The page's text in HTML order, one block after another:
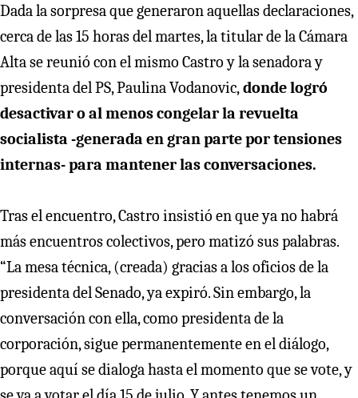
Dada la sorpresa que generaron aquellas declaraciones,
cerca de las 15 horas del martes, la titular de la Cámara
Alta se reunió con el mismo Castro y la senadora y
presidenta del PS, Paulina Vodanovic,donde logró
desactivar o al menos congelar la revuelta
socialista -generada en gran parte por tensiones
internas- para mantener las conversaciones.
Tras el encuentro, Castro insistió en que ya no habrá
más encuentros colectivos, pero matizó sus palabras.
“La mesa técnica, (creada) gracias a los oficios de la
presidenta del Senado, ya expiró. Sin embargo, la
conversación con ella, como presidenta de la
corporación, sigue permanentemente en el diálogo,
porque aquí se dialoga hasta el momento que se vote, y